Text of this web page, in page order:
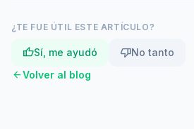
¿TE FUE ÚTIL ESTE ARTÍCULO?
thumb_upSí, me ayudó thumb_downNo tanto
arrow_backVolver al blog